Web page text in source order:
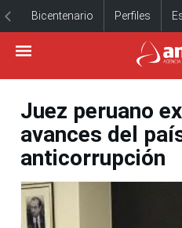
Bicentenario Perfiles
Juez peruano
avances del
anticorrupción